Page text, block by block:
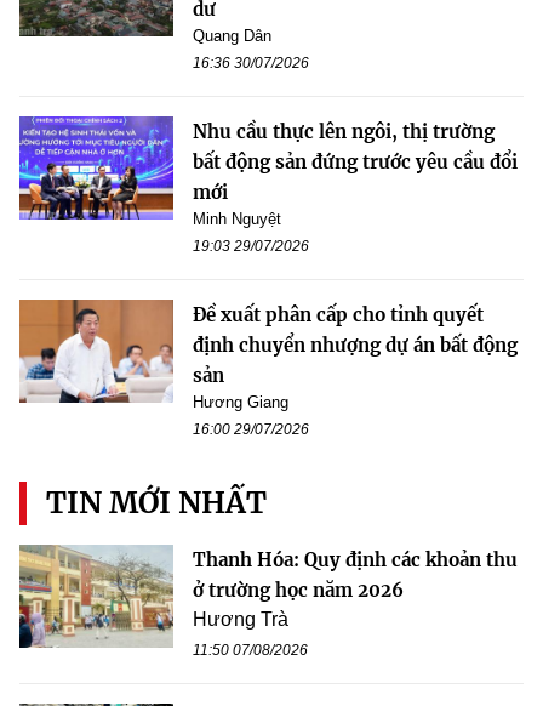
dư
Quang Dân
16:36 30/07/2026
Nhu cầu thực lên ngôi, thị trường
bất động sản đứng trước yêu cầu đổi
mới
Minh Nguyệt
19:03 29/07/2026
Đề xuất phân cấp cho tỉnh quyết
định chuyển nhượng dự án bất động
sản
Hương Giang
16:00 29/07/2026
TIN MỚI NHẤT
Thanh Hóa: Quy định các khoản thu
ở trường học năm 2026
Hương Trà
11:50 07/08/2026